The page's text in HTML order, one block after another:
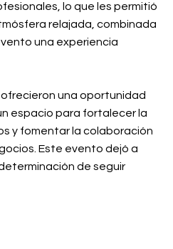
lo que les permitió
relajada, combinada
una experiencia
ofrecieron una oportunidad
espacio para fortalecer la
y fomentar la colaboración
Este evento dejó a
de seguir